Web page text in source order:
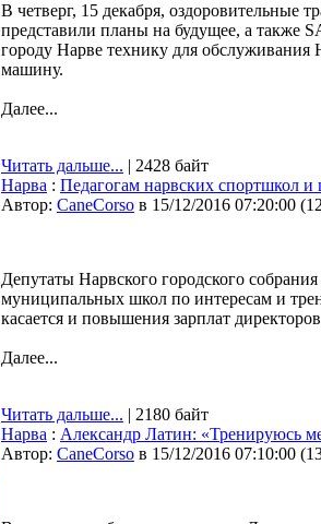
В четверг, 15 декабря, оздоровительные
представили планы на будущее, а также
городу Нарве технику для
машину.
Далее...
Читать дальше... | 2428 байт
Нарва : Педагогам нарвских спортшкол и
Автор: CaneCorso в 15/12/2016 07:20:00 (
Депутаты Нарвского городского
муниципальных школ по интересам и
касается и повышения зарплат
Далее...
Читать дальше... | 2180 байт
Нарва : Александр Латин: «Тренируюсь
Автор: CaneCorso в 15/12/2016 07:10:00 (